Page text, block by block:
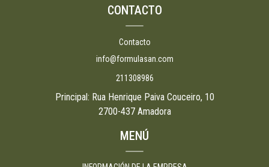
CONTACTO
Contacto
info@formulasan.com
211308986
Principal: Rua Henrique Paiva Couceiro, 10
2700-437 Amadora
MENÚ